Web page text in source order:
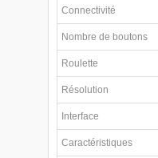
Connectivité
Nombre de boutons
Roulette
Résolution
Interface
Caractéristiques